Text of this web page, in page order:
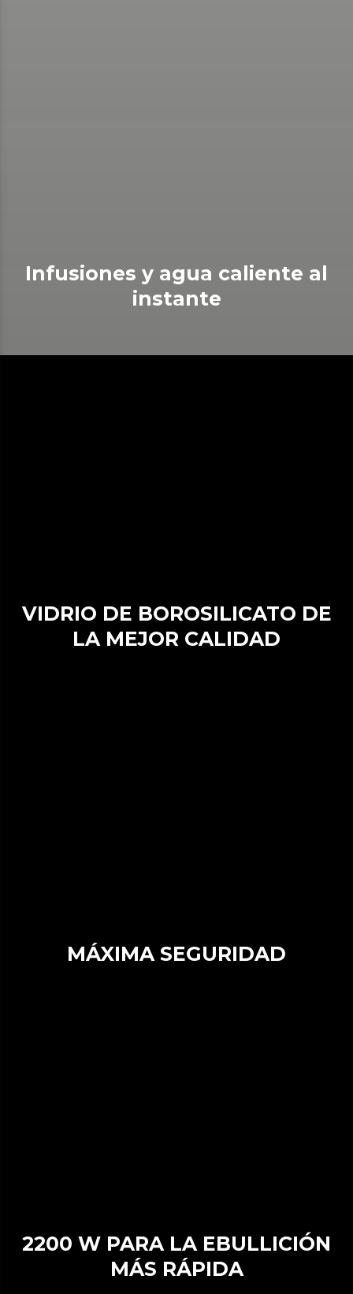
Infusiones y agua caliente al
instante
VIDRIO DE BOROSILICATO DE
LA MEJOR CALIDAD
MÁXIMA SEGURIDAD
2200 W PARA LA EBULLICIÓN
MÁS RÁPIDA